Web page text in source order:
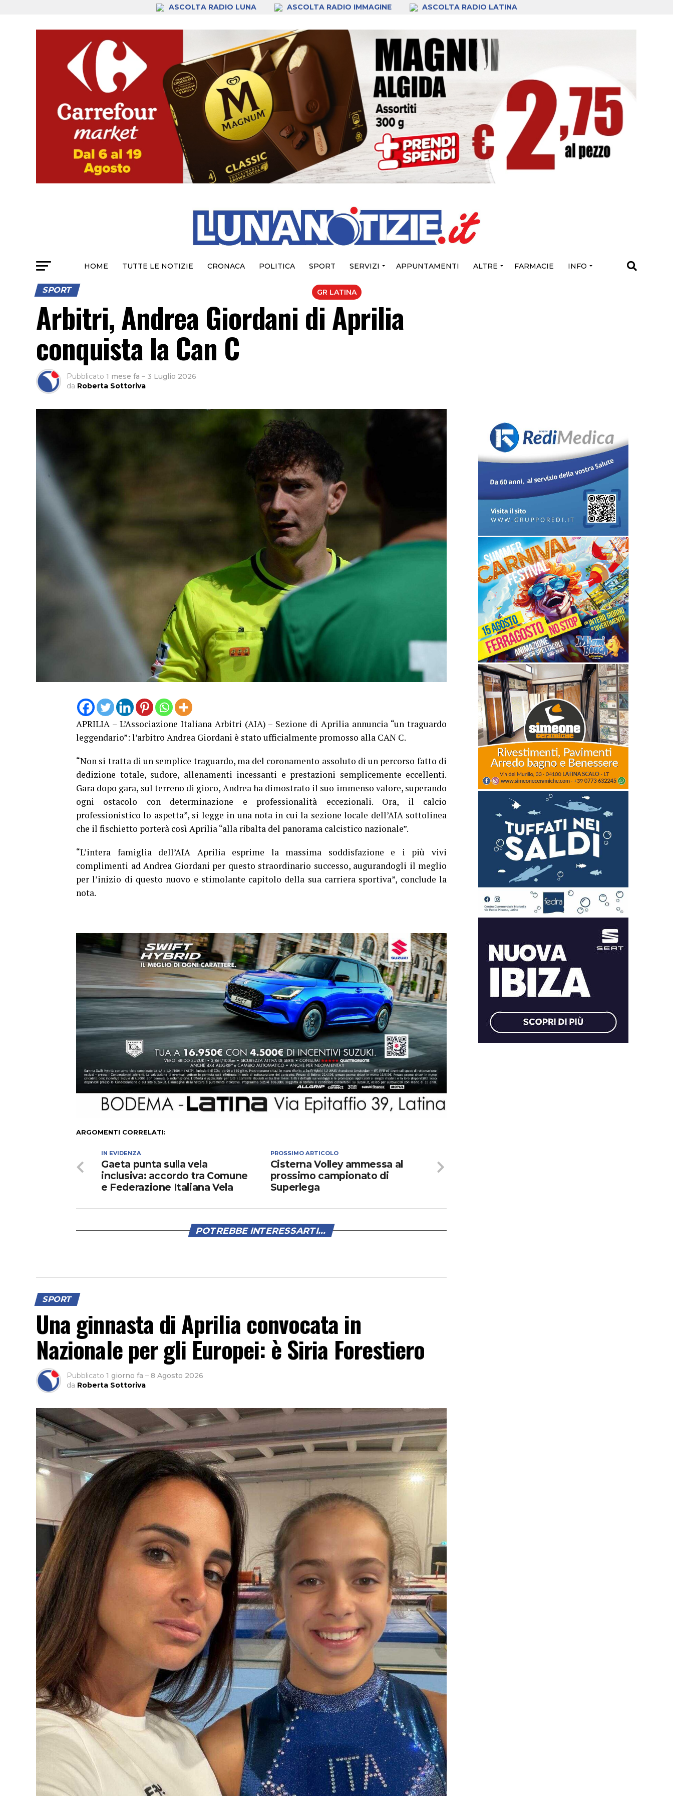
ASCOLTA RADIO LUNA ASCOLTA RADIO IMMAGINE ASCOLTA RADIO LATINA
HOME TUTTE LE NOTIZIE CRONACA POLITICA SPORT SERVIZI APPUNTAMENTI ALTRE FARMACIE INFO
GR LATINA
SPORT
Arbitri, Andrea Giordani di Aprilia
conquista la Can C
Pubblicato 1 mese fa – 3 Luglio 2026
da Roberta Sottoriva
APRILIA – L’Associazione Italiana Arbitri (AIA) – Sezione di Aprilia annuncia “un traguardo
leggendario”: l’arbitro Andrea Giordani è stato ufficialmente promosso alla CAN C.
“Non si tratta di un semplice traguardo, ma del coronamento assoluto di un percorso fatto di
dedizione totale, sudore, allenamenti incessanti e prestazioni semplicemente eccellenti.
Gara dopo gara, sul terreno di gioco, Andrea ha dimostrato il suo immenso valore, superando
ogni ostacolo con determinazione e professionalità eccezionali. Ora, il calcio
professionistico lo aspetta”, si legge in una nota in cui la sezione locale dell’AIA sottolinea
che il fischietto porterà così Aprilia “alla ribalta del panorama calcistico nazionale”.
“L’intera famiglia dell’AIA Aprilia esprime la massima soddisfazione e i più vivi
complimenti ad Andrea Giordani per questo straordinario successo, augurandogli il meglio
per l’inizio di questo nuovo e stimolante capitolo della sua carriera sportiva”, conclude la
nota.
ARGOMENTI CORRELATI:
PROSSIMO ARTICOLO
Cisterna Volley ammessa al
prossimo campionato di
Superlega
IN EVIDENZA
Gaeta punta sulla vela
inclusiva: accordo tra Comune
e Federazione Italiana Vela
POTREBBE INTERESSARTI...
SPORT
Una ginnasta di Aprilia convocata in
Nazionale per gli Europei: è Siria Forestiero
Pubblicato 1 giorno fa – 8 Agosto 2026
da Roberta Sottoriva